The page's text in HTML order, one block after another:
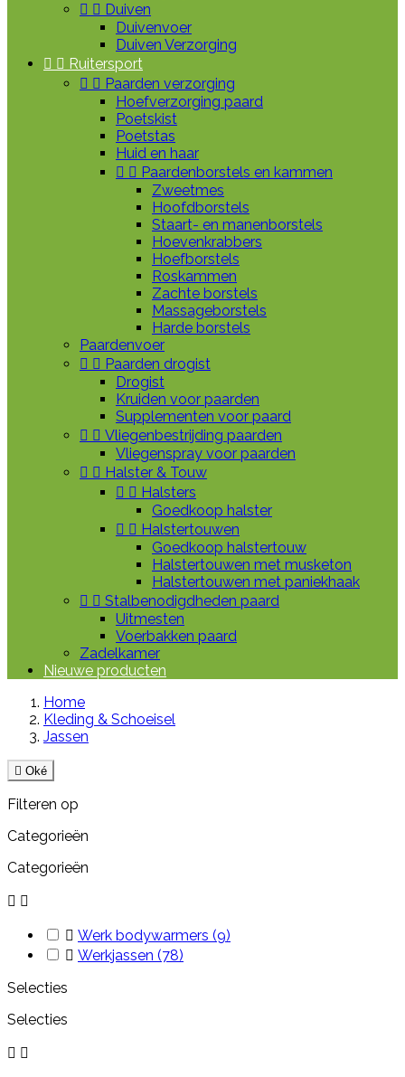
  Duiven
Duivenvoer
Duiven Verzorging
  Ruitersport
  Paarden verzorging
Hoefverzorging paard
Poetskist
Poetstas
Huid en haar
  Paardenborstels en kammen
Zweetmes
Hoofdborstels
Staart- en manenborstels
Hoevenkrabbers
Hoefborstels
Roskammen
Zachte borstels
Massageborstels
Harde borstels
Paardenvoer
  Paarden drogist
Drogist
Kruiden voor paarden
Supplementen voor paard
  Vliegenbestrijding paarden
Vliegenspray voor paarden
  Halster & Touw
  Halsters
Goedkoop halster
  Halstertouwen
Goedkoop halstertouw
Halstertouwen met musketon
Halstertouwen met paniekhaak
  Stalbenodigdheden paard
Uitmesten
Voerbakken paard
Zadelkamer
Nieuwe producten
Home
Kleding & Schoeisel
Jassen
 Oké
Filteren op
Categorieën
Categorieën
 
 Werk bodywarmers (9)
 Werkjassen (78)
Selecties
Selecties
 